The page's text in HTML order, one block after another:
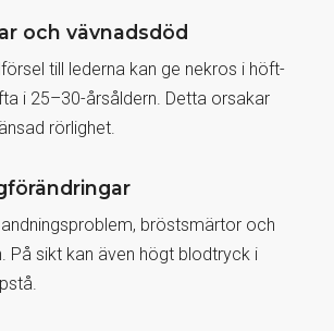
och vävnadsdöd
till lederna kan ge nekros i höft-
i 25–30-årsåldern. Detta orsakar
rörlighet.
bröstsmärtor och
På sikt kan även högt blodtryck i